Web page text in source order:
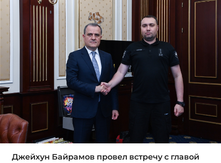
Джейхун Байрамов провел встречу с главой